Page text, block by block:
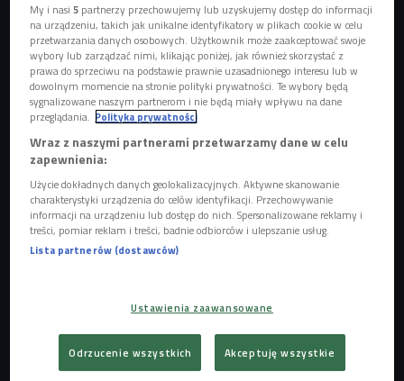
– Nowa Polska jest rajem na Ziemi – przekonuje Andrzej
Ziemiański, autor wydanej pod patronatem Czwórki
powieści „Żołnierze grzechu”. – Obecnie jedynym
problemem Polaków jest to, żeby szybciej ścierać tę
śmietankę, która ścieka z ust. Młodzi ludzie są optymistami
do potęgi – zauważa.
– Ponownie, w ciągu zaledwie dwudziestu lat,
stworzyliśmy nowoczesne państwo o olbrzymich
perspektywach. Niewiele krajów może się czymś takim
właściwie na drugi plan. Istotniejsze jest ukazanie, jak
bardzo współczesny Polak różni się od tego sprzed 20 lat.
Są to dwa zupełnie różne gatunki ludzi – podkreśla pisarz.
My i nasi5 partnerzy przechowujemy lub uzyskujemy dostęp do informacji
na urządzeniu, takich jak unikalne identyfikatory w plikach cookie w celu
przetwarzania danych osobowych. Użytkownik może zaakceptować swoje
wybory lub zarządzać nimi, klikając poniżej, jak również skorzystać z
prawa do sprzeciwu na podstawie prawnie uzasadnionego interesu lub w
dowolnym momencie na stronie polityki prywatności. Te wybory będą
sygnalizowane naszym partnerom i nie będą miały wpływu na dane
przeglądania. Polityka prywatności
Wraz z naszymi partnerami przetwarzamy dane w celu
zapewnienia:
Użycie dokładnych danych geolokalizacyjnych. Aktywne skanowanie
charakterystyki urządzenia do celów identyfikacji. Przechowywanie
informacji na urządzeniu lub dostęp do nich. Spersonalizowane reklamy i
treści, pomiar reklam i treści, badnie odbiorców i ulepszanie usług.
Lista partnerów (dostawców)
Ustawienia zaawansowane
Odrzucenie wszystkich Akceptuję wszystkie